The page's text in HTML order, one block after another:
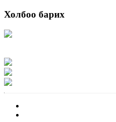
Холбоо барих